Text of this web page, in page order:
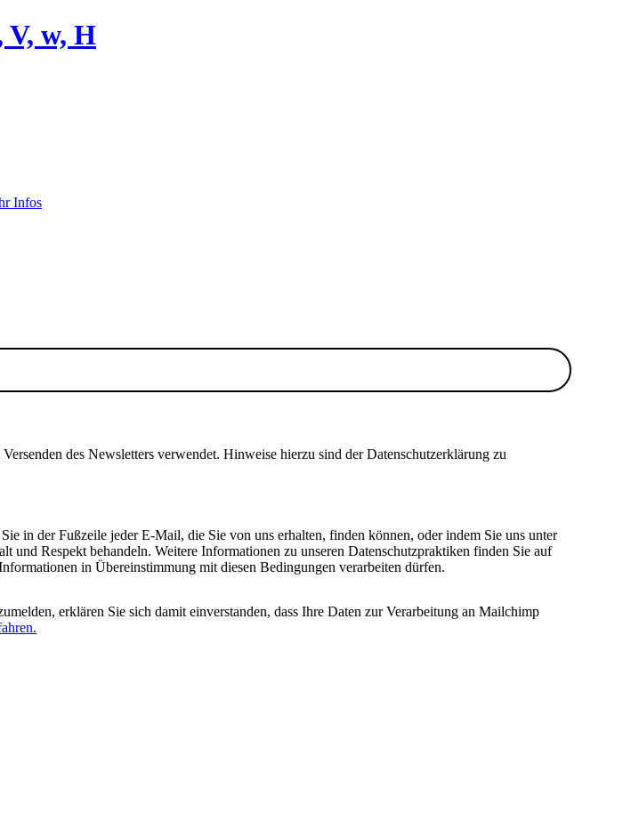
V, w, H
Infos
des Newsletters verwendet. Hinweise hierzu sind der Datenschutzerklärung zu
in der Fußzeile jeder E-Mail, die Sie von uns erhalten, finden können, oder indem Sie uns unter
Respekt behandeln. Weitere Informationen zu unseren Datenschutzpraktiken finden Sie auf
in Übereinstimmung mit diesen Bedingungen verarbeiten dürfen.
erklären Sie sich damit einverstanden, dass Ihre Daten zur Verarbeitung an Mailchimp